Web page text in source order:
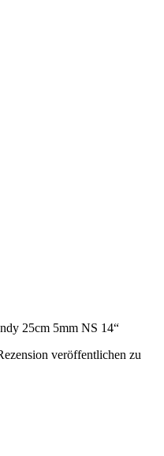
25cm 5mm NS 14“
veröffentlichen zu